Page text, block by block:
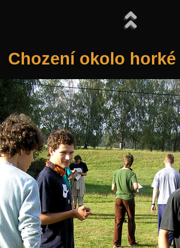
Chození okolo horké